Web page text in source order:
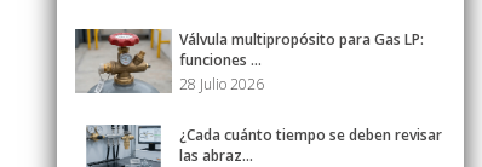
Válvula multipropósito para Gas LP:
funciones ...
28 Julio 2026
¿Cada cuánto tiempo se deben revisar
las abraz...